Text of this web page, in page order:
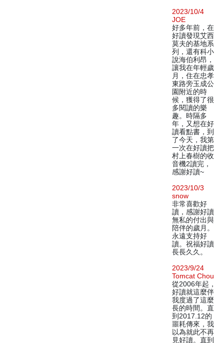
2023/10/4
JOE
好多年前，在
好讀發現艾西
莫夫的基地系
列，還有科小
說海伯利昂，
讓我在年輕歲
月，住在忠孝
東路旁玉成公
園附近的時
候，獲得了很
多閱讀的樂
趣。時隔多
年，又想在好
讀看點書，到
了今天，我第
一次在好讀把
村上春樹的收
音機2讀完，
感謝好讀~
2023/10/3
snow
非常喜歡好
讀，感謝好讀
無私的付出與
陪伴的歲月。
永遠支持好
讀。祝福好讀
長長久久。
2023/9/24
Tomcat Chou
從2006年起，
好讀就這麼伴
我度過了這麼
長的時間。直
到2017.12的
噩耗傳來，我
以為就此不再
見好讀。直到